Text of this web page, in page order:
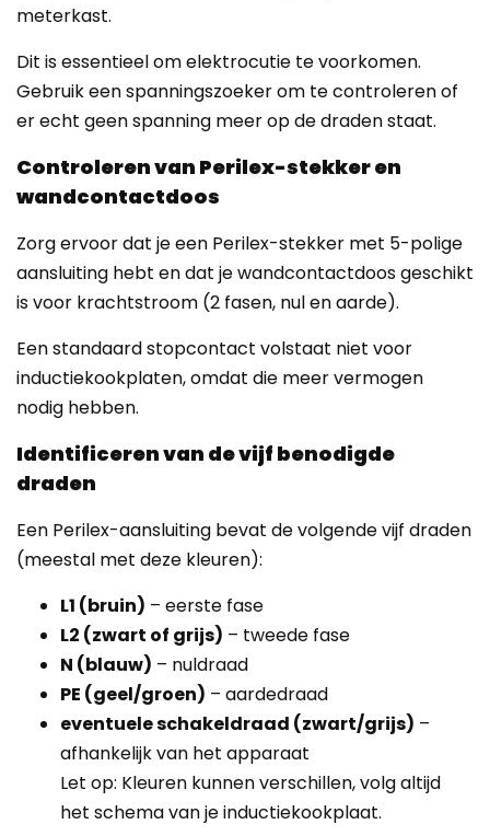
meterkast.
Dit is essentieel om elektrocutie te voorkomen.
Gebruik een spanningszoeker om te controleren of
er echt geen spanning meer op de draden staat.
Controleren van Perilex-stekker en
wandcontactdoos
Zorg ervoor dat je een Perilex-stekker met 5-polige
aansluiting hebt en dat je wandcontactdoos geschikt
is voor krachtstroom (2 fasen, nul en aarde).
Een standaard stopcontact volstaat niet voor
inductiekookplaten, omdat die meer vermogen
nodig hebben.
Identificeren van de vijf benodigde
draden
Een Perilex-aansluiting bevat de volgende vijf draden
(meestal met deze kleuren):
L1 (bruin) – eerste fase
L2 (zwart of grijs) – tweede fase
N (blauw) – nuldraad
PE (geel/groen) – aardedraad
eventuele schakeldraad (zwart/grijs) –
afhankelijk van het apparaat
Let op: Kleuren kunnen verschillen, volg altijd
het schema van je inductiekookplaat.